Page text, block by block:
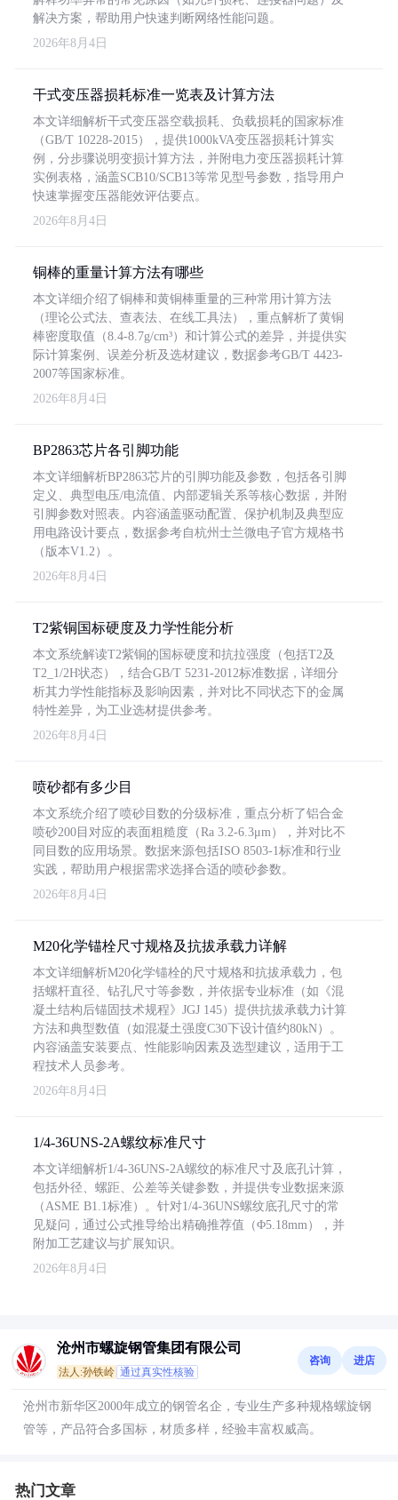
解决方案，帮助用户快速判断网络性能问题。
2026年8月4日
干式变压器损耗标准一览表及计算方法
本文详细解析干式变压器空载损耗、负载损耗的国家标准
（GB/T 10228-2015），提供1000kVA变压器损耗计算实
例，分步骤说明变损计算方法，并附电力变压器损耗计算
实例表格，涵盖SCB10/SCB13等常见型号参数，指导用户
快速掌握变压器能效评估要点。
2026年8月4日
铜棒的重量计算方法有哪些
本文详细介绍了铜棒和黄铜棒重量的三种常用计算方法
（理论公式法、查表法、在线工具法），重点解析了黄铜
棒密度取值（8.4-8.7g/cm³）和计算公式的差异，并提供实
际计算案例、误差分析及选材建议，数据参考GB/T 4423-
2007等国家标准。
2026年8月4日
BP2863芯片各引脚功能
本文详细解析BP2863芯片的引脚功能及参数，包括各引脚
定义、典型电压/电流值、内部逻辑关系等核心数据，并附
引脚参数对照表。内容涵盖驱动配置、保护机制及典型应
用电路设计要点，数据参考自杭州士兰微电子官方规格书
（版本V1.2）。
2026年8月4日
T2紫铜国标硬度及力学性能分析
本文系统解读T2紫铜的国标硬度和抗拉强度（包括T2及
T2_1/2H状态），结合GB/T 5231-2012标准数据，详细分
析其力学性能指标及影响因素，并对比不同状态下的金属
特性差异，为工业选材提供参考。
2026年8月4日
喷砂都有多少目
本文系统介绍了喷砂目数的分级标准，重点分析了铝合金
喷砂200目对应的表面粗糙度（Ra 3.2-6.3μm），并对比不
同目数的应用场景。数据来源包括ISO 8503-1标准和行业
实践，帮助用户根据需求选择合适的喷砂参数。
2026年8月4日
M20化学锚栓尺寸规格及抗拔承载力详解
本文详细解析M20化学锚栓的尺寸规格和抗拔承载力，包
括螺杆直径、钻孔尺寸等参数，并依据专业标准（如《混
凝土结构后锚固技术规程》JGJ 145）提供抗拔承载力计算
方法和典型数值（如混凝土强度C30下设计值约80kN）。
内容涵盖安装要点、性能影响因素及选型建议，适用于工
程技术人员参考。
2026年8月4日
1/4-36UNS-2A螺纹标准尺寸
本文详细解析1/4-36UNS-2A螺纹的标准尺寸及底孔计算，
包括外径、螺距、公差等关键参数，并提供专业数据来源
（ASME B1.1标准）。针对1/4-36UNS螺纹底孔尺寸的常
见疑问，通过公式推导给出精确推荐值（Φ5.18mm），并
附加工艺建议与扩展知识。
2026年8月4日
沧州市螺旋钢管集团有限公司
法人:孙铁岭 通过真实性核验
咨询 进店
沧州市新华区2000年成立的钢管名企，专业生产多种规格螺旋钢
管等，产品符合多国标，材质多样，经验丰富权威高。
热门文章